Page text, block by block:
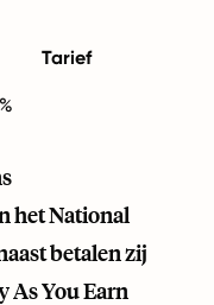
Tarief
het National
betalen zij
As You Earn